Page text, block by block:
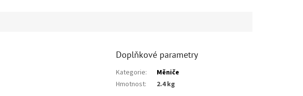
Doplňkové parametry
Kategorie:
Měniče
Hmotnost: 2.4 kg